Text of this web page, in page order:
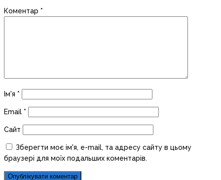
Коментар *
Ім'я *
Email *
Сайт
Зберегти моє ім'я, e-mail, та адресу сайту в цьому
браузері для моїх подальших коментарів.